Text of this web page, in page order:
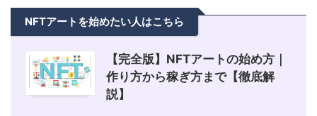
NFTアートを始めたい人はこちら
【完全版】NFTアートの始め方｜
作り方から稼ぎ方まで【徹底解
説】